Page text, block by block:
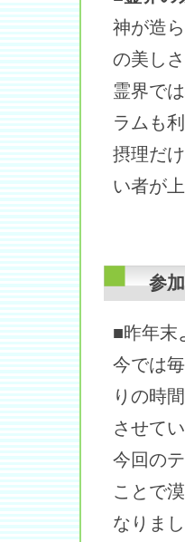
神が造
の美し
霊界で
ラムも
摂理だ
い者が
参加
■昨年末
今では
りの時
させて
今回の
ことで
なりま